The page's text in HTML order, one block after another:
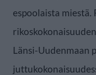
espoolaista miestä.
Länsi-Uudenmaan